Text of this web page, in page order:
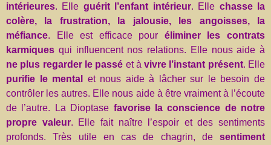
intérieures. Elle guérit l’enfant intérieur. Elle chasse la
colère, la frustration, la jalousie, les angoisses, la
méfiance. Elle est efficace pour éliminer les contrats
karmiques qui influencent nos relations. Elle nous aide à
ne plus regarder le passé et àvivre l’instant présent. Elle
purifie le mental
et nous aide à lâcher sur le besoin de
contrôler les autres. Elle nous aide à être vraiment à l’écoute
de l’autre. La Dioptase favorise la conscience de notre
propre valeur. Elle fait naître l’espoir et des sentiments
profonds. Très utile en cas de chagrin, de sentiment